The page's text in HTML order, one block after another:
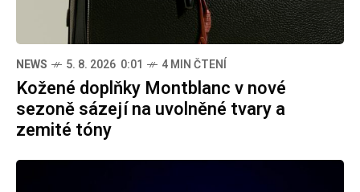
NEWS 5. 8. 2026 0:01 4 MIN ČTENÍ
Kožené doplňky Montblanc v nové
sezoně sázejí na uvolněné tvary a
zemité tóny